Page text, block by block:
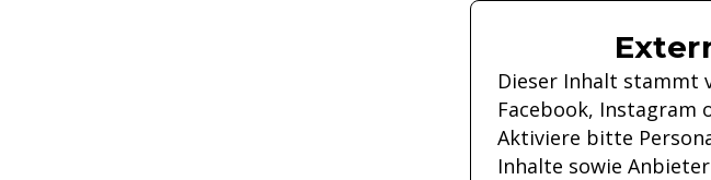
Dieser Inhalt stammt
Facebook, Instagram
Aktiviere bitte
Inhalte sowie